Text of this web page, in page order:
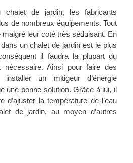
de jardin, les fabricants
de nombreux équipements. Tout
malgré leur coté très séduisant. En
un chalet de jardin est le plus
il faudra la plupart du
Ainsi pour faire des
installer un mitigeur d’énergie
une bonne solution. Grâce à lui, il
d’ajuster la température de l’eau
de jardin, au moyen d’autres